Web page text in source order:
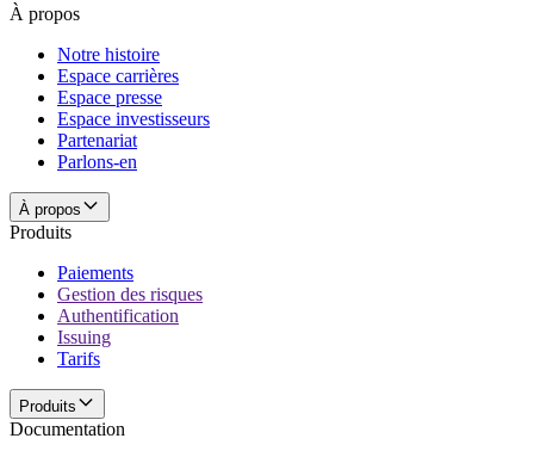
À propos
Notre histoire
Espace carrières
Espace presse
Espace investisseurs
Partenariat
Parlons-en
À propos
Produits
Paiements
Gestion des risques
Authentification
Issuing
Tarifs
Produits
Documentation